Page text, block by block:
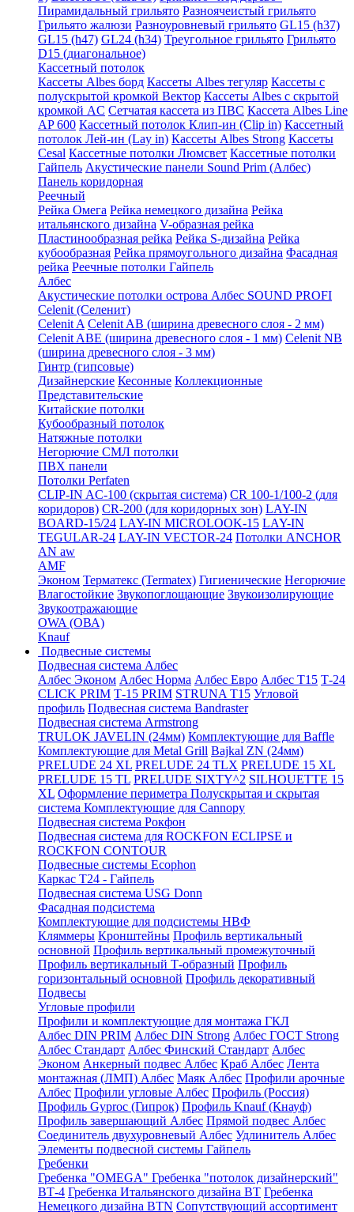
Пирамидальный грильято Разноячеистый грильято
Грильято жалюзи Разноуровневый грильято GL15 (h37)
GL15 (h47) GL24 (h34) Треугольное грильято Грильято
D15 (диагональное)
Кассетный потолок
Кассеты Albes борд Кассеты Albes тегуляр Кассеты с
полускрытой кромкой Вектор Кассеты Albes с скрытой
кромкой AC Сетчатая кассета из ПВС Кассета Albes Line
AP 600 Кассетный потолок Клип-ин (Clip in) Кассетный
потолок Лей-ин (Lay in) Кассеты Albes Strong Кассеты
Cesal Кассетные потолки Люмсвет Кассетные потолки
Гайпель Акустические панели Sound Prim (Албес)
Панель коридорная
Реечный
Рейка Омега Рейка немецкого дизайна Рейка
итальянского дизайна V-образная рейка
Пластинообразная рейка Рейка S-дизайна Рейка
кубообразная Рейка прямоугольного дизайна Фасадная
рейка Реечные потолки Гайпель
Албес
Акустические потолки острова Албес SOUND PROFI
Celenit (Селенит)
Celenit A Celenit AB (ширина древесного слоя - 2 мм)
Celenit ABE (ширина древесного слоя - 1 мм) Celenit NB
(ширина древесного слоя - 3 мм)
Гинтр (гипсовые)
Дизайнерские Кесонные Коллекционные
Представительские
Китайские потолки
Кубообразный потолок
Натяжные потолки
Негорючие СМЛ потолки
ПВХ панели
Потолки Perfaten
CLIP-IN AC-100 (скрытая система) CR 100-1/100-2 (для
коридоров) CR-200 (для коридорных зон) LAY-IN
BOARD-15/24 LAY-IN MICROLOOK-15 LAY-IN
TEGULAR-24 LAY-IN VECTOR-24 Потолки ANCHOR
AN aw
AMF
Эконом Терматекс (Termatex) Гигиенические Негорючие
Влагостойкие Звукопоглощающие Звукоизолирующие
Звукоотражающие
OWA (ОВА)
Knauf
Подвесные системы
Подвесная система Албес
Албес Эконом Албес Норма Албес Евро Албес T15 Т-24
CLICK PRIM Т-15 PRIM STRUNA Т15 Угловой
профиль Подвесная система Bandraster
Подвесная система Armstrong
TRULOK JAVELIN (24мм) Комплектующие для Baffle
Комплектующие для Metal Grill Bajkal ZN (24мм)
PRELUDE 24 XL PRELUDE 24 TLX PRELUDE 15 XL
PRELUDE 15 TL PRELUDE SIXTY^2 SILHOUETTE 15
XL Оформление периметра Полускрытая и скрытая
система Комплектующие для Cannopy
Подвесная система Рокфон
Подвесная система для ROCKFON ECLIPSE и
ROCKFON CONTOUR
Подвесные системы Ecophon
Каркас Т24 - Гайпель
Подвесная система USG Donn
Фасадная подсистема
Комплектующие для подсистемы НВФ
Кляммеры Кронштейны Профиль вертикальный
основной Профиль вертикальный промежуточный
Профиль вертикальный Т-образный Профиль
горизонтальный основной Профиль декоративный
Подвесы
Угловые профили
Профили и комплектующие для монтажа ГКЛ
Албес DIN PRIM Албес DIN Strong Албес ГОСТ Strong
Албес Стандарт Албес Финский Стандарт Албес
Эконом Анкерный подвес Албес Краб Албес Лента
монтажная (ЛМП) Албес Маяк Албес Профили арочные
Албес Профили угловые Албес Профиль (Россия)
Профиль Gyproc (Гипрок) Профиль Knauf (Кнауф)
Профиль завершающий Албес Прямой подвес Албес
Соединитель двухуровневый Албес Удлинитель Албес
Элементы подвесной системы Гайпель
Гребенки
Гребенка "OMEGA" Гребенка "потолок дизайнерский"
ВТ-4 Гребенка Итальянского дизайна BT Гребенка
Немецкого дизайна ВТN Сопутствующий ассортимент